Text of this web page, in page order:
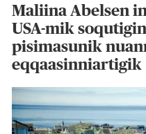
Maliina Abelsen
USA-mik
pisimasunik
eqqaasinniartigik